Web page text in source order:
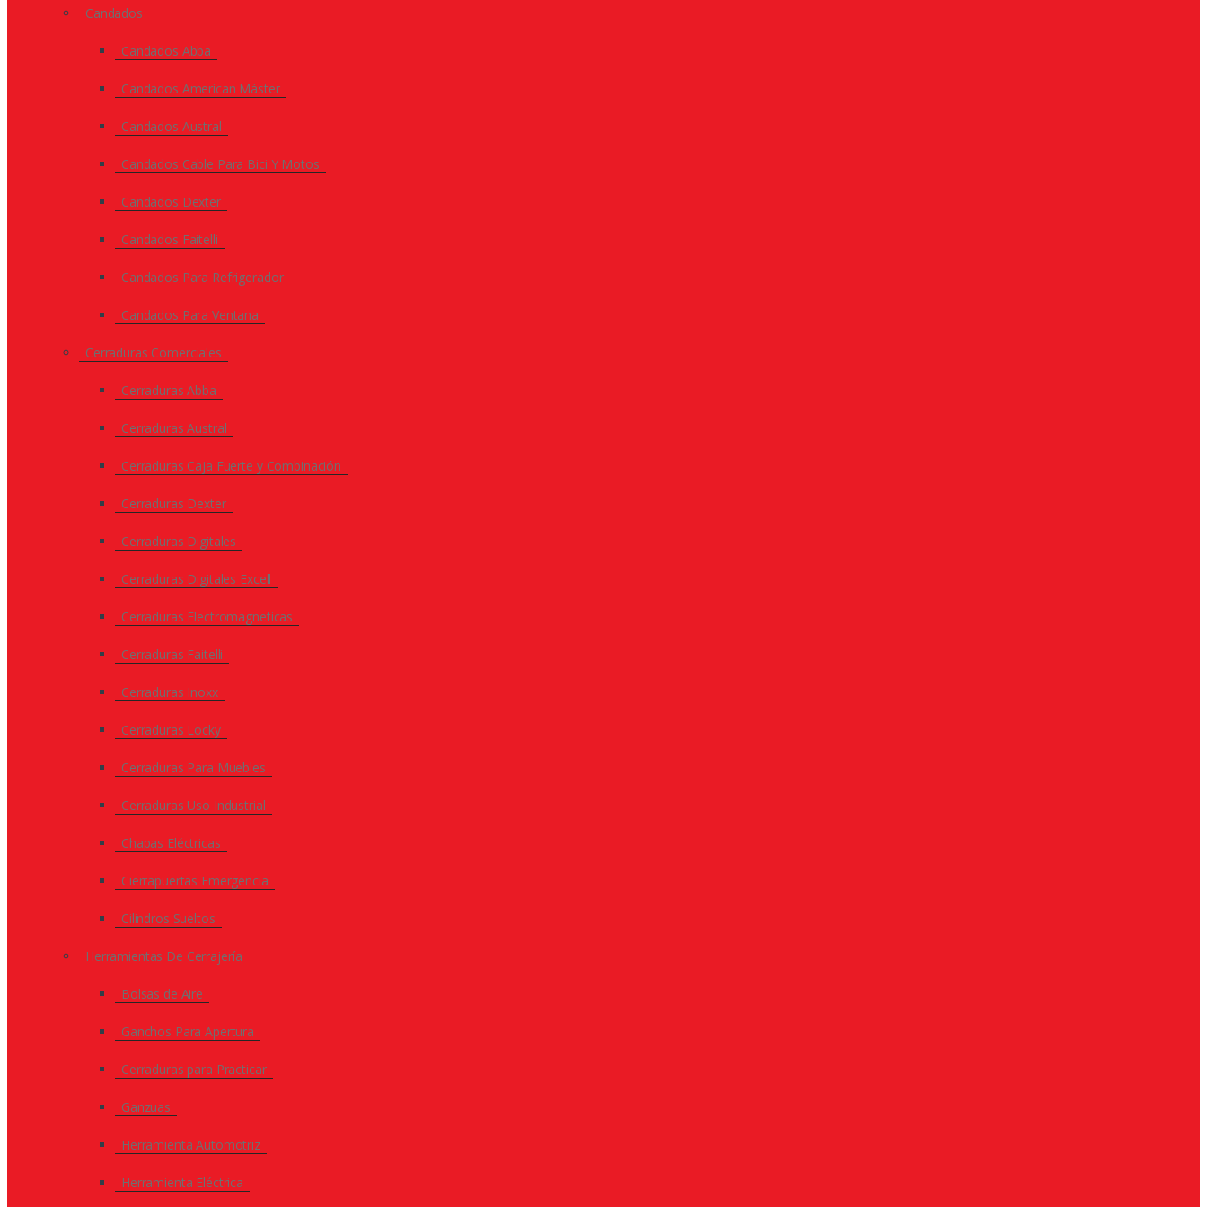
Candados
Candados Abba
Candados American Máster
Candados Austral
Candados Cable Para Bici Y Motos
Candados Dexter
Candados Faitelli
Candados Para Refrigerador
Candados Para Ventana
Cerraduras Comerciales
Cerraduras Abba
Cerraduras Austral
Cerraduras Caja Fuerte y Combinación
Cerraduras Dexter
Cerraduras Digitales
Cerraduras Digitales Excell
Cerraduras Electromagneticas
Cerraduras Faitelli
Cerraduras Inoxx
Cerraduras Locky
Cerraduras Para Muebles
Cerraduras Uso Industrial
Chapas Eléctricas
Cierrapuertas Emergencia
Cilindros Sueltos
Herramientas De Cerrajería
Bolsas de Aire
Ganchos Para Apertura
Cerraduras para Practicar
Ganzuas
Herramienta Automotriz
Herramienta Eléctrica